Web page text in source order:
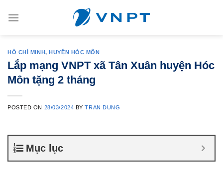
HỒ CHÍ MINH,HUYỆN HÓC MÔN
Lắp mạng VNPT xã Tân Xuân huyện Hóc
Môn tặng 2 tháng
POSTED ON 28/03/2024 BYTRAN DUNG
Mục lục